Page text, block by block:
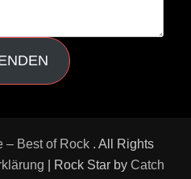
– Best of Rock . All Rights
| Rock Star by Catch